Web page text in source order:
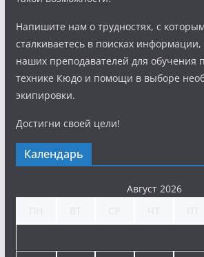
Напишите нам о трудностях, с
сталкиваетесь в поисках
наших преподавателей для обучения
технике Кюдо и помощи в выборе
экипировки.
Достигни своей цели!
Календарь
Август 2026